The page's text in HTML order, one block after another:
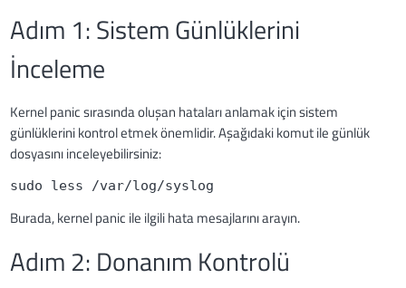
Adım 1: Sistem Günlüklerini
İnceleme
Kernel panic sırasında oluşan hataları anlamak için sistem
günlüklerini kontrol etmek önemlidir. Aşağıdaki komut ile günlük
dosyasını inceleyebilirsiniz:
sudo less /var/log/syslog
Burada, kernel panic ile ilgili hata mesajlarını arayın.
Adım 2: Donanım Kontrolü